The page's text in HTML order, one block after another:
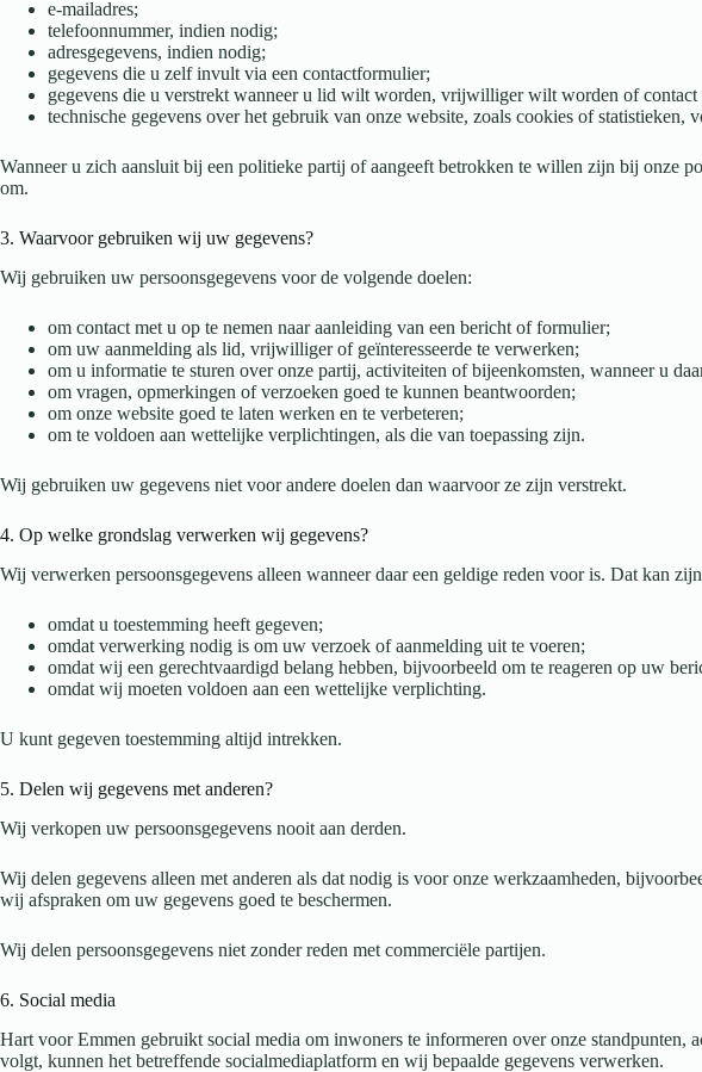
e-mailadres;
telefoonnummer, indien nodig;
adresgegevens, indien nodig;
gegevens die u zelf invult via een contactformulier;
gegevens die u verstrekt wanneer u lid wilt worden, vrijwilliger wilt worden of contact
technische gegevens over het gebruik van onze website, zoals cookies of statistieken,
Wanneer u zich aansluit bij een politieke partij of aangeeft betrokken te willen zijn bij onze
om.
3. Waarvoor gebruiken wij uw gegevens?
Wij gebruiken uw persoonsgegevens voor de volgende doelen:
om contact met u op te nemen naar aanleiding van een bericht of formulier;
om uw aanmelding als lid, vrijwilliger of geïnteresseerde te verwerken;
om u informatie te sturen over onze partij, activiteiten of bijeenkomsten, wanneer u
om vragen, opmerkingen of verzoeken goed te kunnen beantwoorden;
om onze website goed te laten werken en te verbeteren;
om te voldoen aan wettelijke verplichtingen, als die van toepassing zijn.
Wij gebruiken uw gegevens niet voor andere doelen dan waarvoor ze zijn verstrekt.
4. Op welke grondslag verwerken wij gegevens?
Wij verwerken persoonsgegevens alleen wanneer daar een geldige reden voor is. Dat kan
omdat u toestemming heeft gegeven;
omdat verwerking nodig is om uw verzoek of aanmelding uit te voeren;
omdat wij een gerechtvaardigd belang hebben, bijvoorbeeld om te reageren op uw
omdat wij moeten voldoen aan een wettelijke verplichting.
U kunt gegeven toestemming altijd intrekken.
5. Delen wij gegevens met anderen?
Wij verkopen uw persoonsgegevens nooit aan derden.
Wij delen gegevens alleen met anderen als dat nodig is voor onze werkzaamheden,
wij afspraken om uw gegevens goed te beschermen.
Wij delen persoonsgegevens niet zonder reden met commerciële partijen.
6. Social media
Hart voor Emmen gebruikt social media om inwoners te informeren over onze standpunten,
volgt, kunnen het betreffende socialmediaplatform en wij bepaalde gegevens verwerken.